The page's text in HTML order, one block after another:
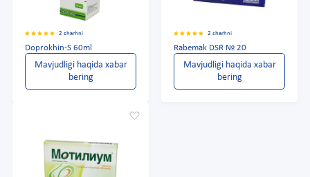
2 sharhni
Doprokhin-S 60ml
Mavjudligi haqida xabar
bering
2 sharhni
Rabemak DSR № 20
Mavjudligi haqida xabar
bering